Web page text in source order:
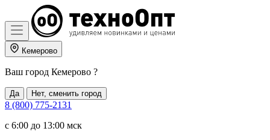
Кемерово
Ваш город Кемерово ?
Да Нет, сменить город
8 (800) 775-2131
c 6:00 до 13:00 мск